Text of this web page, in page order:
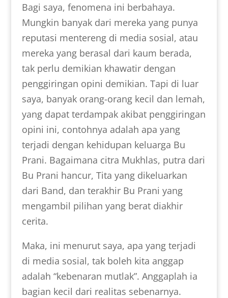
Bagi saya, fenomena ini berbahaya.
Mungkin banyak dari mereka yang punya
reputasi mentereng di media sosial, atau
mereka yang berasal dari kaum berada,
tak perlu demikian khawatir dengan
penggiringan opini demikian. Tapi di luar
saya, banyak orang-orang kecil dan lemah,
yang dapat terdampak akibat penggiringan
opini ini, contohnya adalah apa yang
terjadi dengan kehidupan keluarga Bu
Prani. Bagaimana citra Mukhlas, putra dari
Bu Prani hancur, Tita yang dikeluarkan
dari Band, dan terakhir Bu Prani yang
mengambil pilihan yang berat diakhir
cerita.
Maka, ini menurut saya, apa yang terjadi
di media sosial, tak boleh kita anggap
adalah “kebenaran mutlak”. Anggaplah ia
bagian kecil dari realitas sebenarnya.